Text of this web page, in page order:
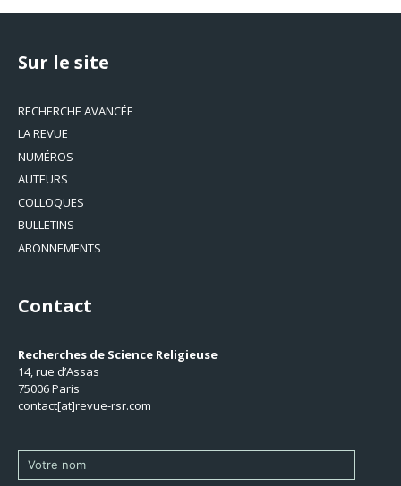
Sur le site
RECHERCHE AVANCÉE
LA REVUE
NUMÉROS
AUTEURS
COLLOQUES
BULLETINS
ABONNEMENTS
Contact
Recherches de Science Religieuse
14, rue d’Assas
75006 Paris
contact[at]revue-rsr.com